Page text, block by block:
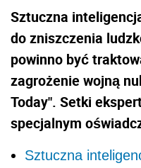
Sztuczna
do zniszczenia
powinno być
zagrożenie wojną
Today". Setki
specjalnym
Sztuczna